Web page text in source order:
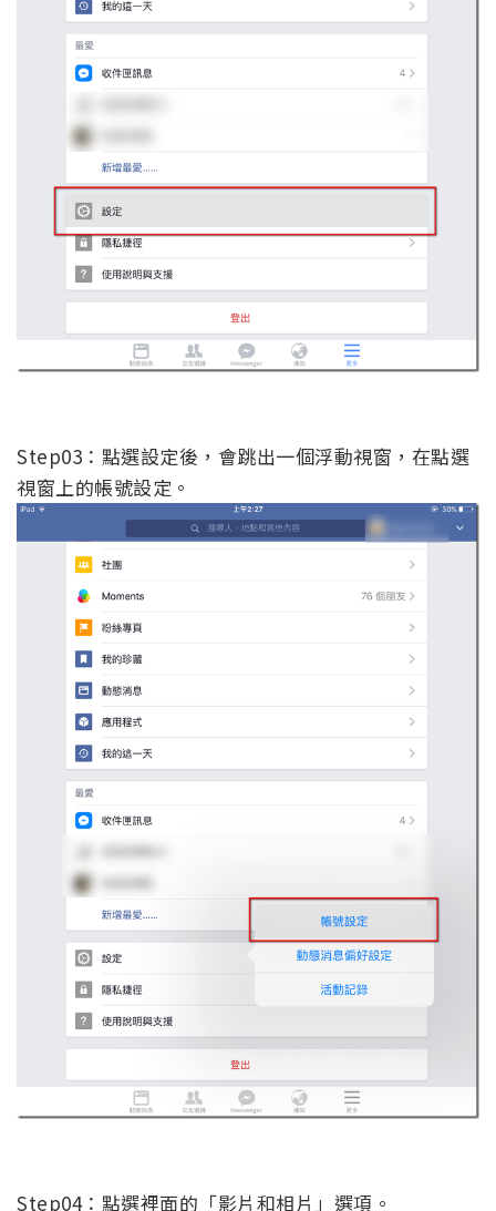
Step03：點選設定後，會跳出一個浮動視窗，在點選
視窗上的帳號設定。
Step04：點選裡面的「影片和相片」選項。